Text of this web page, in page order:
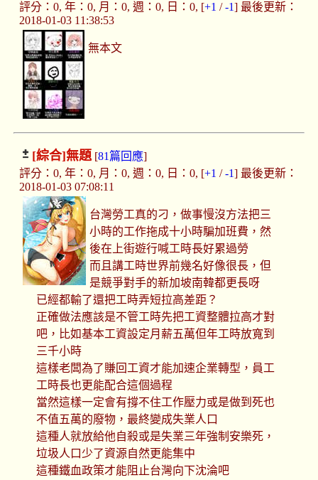
評分：0, 年：0, 月：0, 週：0, 日：0, [+1 /-1] 最後更新：
2018-01-03 11:38:53
無本文
[綜合]無題[81篇回應]
評分：0, 年：0, 月：0, 週：0, 日：0, [+1 /-1] 最後更新：
2018-01-03 07:08:11
台灣勞工真的刁，做事慢沒方法把三
小時的工作拖成十小時騙加班費，然
後在上街遊行喊工時長好累過勞
而且講工時世界前幾名好像很長，但
是競爭對手的新加坡南韓都更長呀
已經都輸了還把工時弄短拉高差距？
正確做法應該是不管工時先把工資整體拉高才對
吧，比如基本工資設定月薪五萬但年工時放寬到
三千小時
這樣老闆為了賺回工資才能加速企業轉型，員工
工時長也更能配合這個過程
當然這樣一定會有撐不住工作壓力或是做到死也
不值五萬的廢物，最終變成失業人口
這種人就放給他自殺或是失業三年強制安樂死，
垃圾人口少了資源自然更能集中
這種鐵血政策才能阻止台灣向下沈淪吧